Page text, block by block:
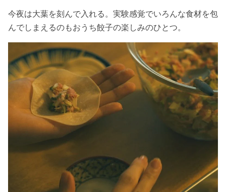
今夜は大葉を刻んで入れる。実験感覚でいろんな食材を包
んでしまえるのもおうち餃子の楽しみのひとつ。